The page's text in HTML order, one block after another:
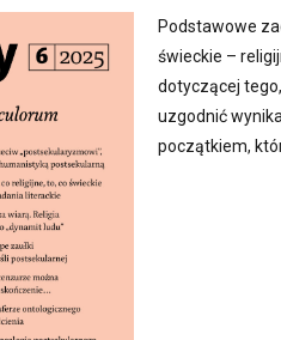
Podstawowe
świeckie –
dotyczącej
uzgodnić
początkiem,